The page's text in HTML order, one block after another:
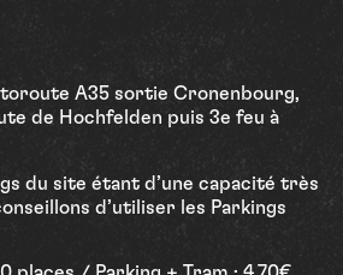
A35 sortie Cronenbourg,
de Hochfelden puis 3e feu à
du site étant d’une capacité très
d’utiliser les Parkings